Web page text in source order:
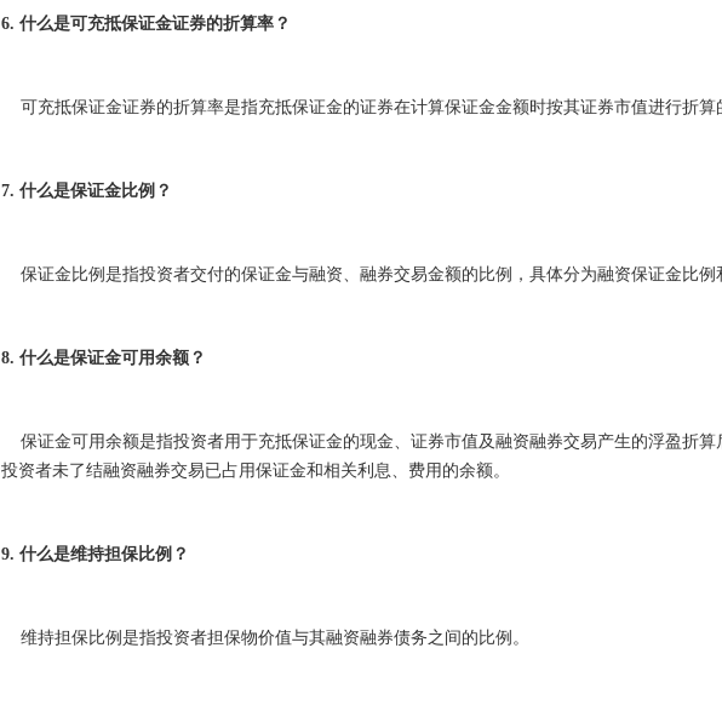
6. 什么是可充抵保证金证券的折算率？
可充抵保证金证券的折算率是指充抵保证金的证券在计算保证金金额时按其证券市值进行折算
7. 什么是保证金比例？
保证金比例是指投资者交付的保证金与融资、融券交易金额的比例，具体分为融资保证金比例
8. 什么是保证金可用余额？
保证金可用余额是指投资者用于充抵保证金的现金、证券市值及融资融券交易产生的浮盈折算
投资者未了结融资融券交易已占用保证金和相关利息、费用的余额。
9. 什么是维持担保比例？
维持担保比例是指投资者担保物价值与其融资融券债务之间的比例。